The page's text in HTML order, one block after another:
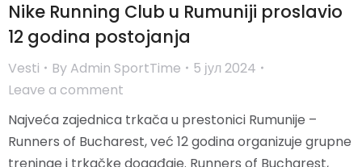
Nike Running Club u Rumuniji proslavio
12 godina postojanja
Vesti By Admin SportTime
5 јул 2024
Leave a comment
Najveća zajednica trkača u prestonici Rumunije –
Runners of Bucharest, već 12 godina organizuje grupne
treninge i trkačke događaje. Runners of Bucharest,